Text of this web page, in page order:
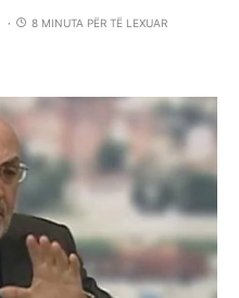
8 MINUTA PËR TË LEXUAR